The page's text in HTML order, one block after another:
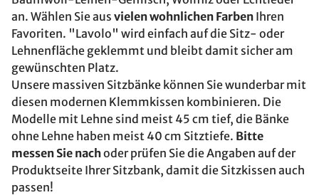
an. Wählen Sie aus vielen wohnlichen Farben Ihren
Favoriten. "Lavolo" wird einfach auf die Sitz- oder
Lehnenfläche geklemmt und bleibt damit sicher am
gewünschten Platz.
Unsere massiven Sitzbänke können Sie wunderbar mit
diesen modernen Klemmkissen kombinieren. Die
Modelle mit Lehne sind meist 45 cm tief, die Bänke
ohne Lehne haben meist 40 cm Sitztiefe. Bitte
messen Sie nachoder prüfen Sie die Angaben auf der
Produktseite Ihrer Sitzbank, damit die Sitzkissen auch
passen!